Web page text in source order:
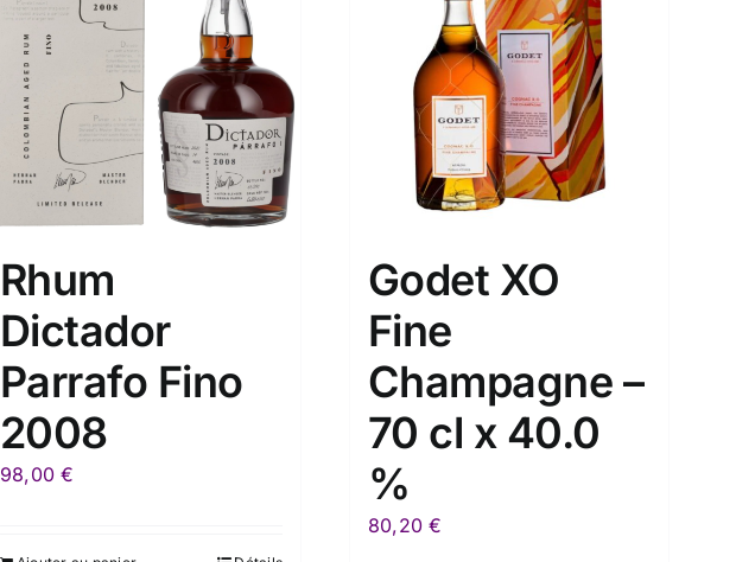
Rhum
Dictador
Parrafo Fino
2008
98,00€
Godet XO
Fine
Champagne –
70 cl x 40.0
%
80,20€